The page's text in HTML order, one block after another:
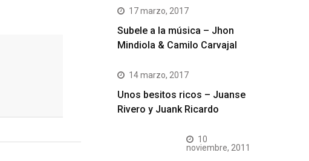
17 marzo, 2017
Subele a la música – Jhon
Mindiola & Camilo Carvajal
14 marzo, 2017
Unos besitos ricos – Juanse
Rivero y Juank Ricardo
10
noviembre, 2011